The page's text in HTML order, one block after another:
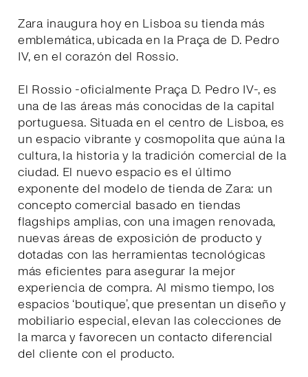
Zara inaugura hoy en Lisboa su tienda más
emblemática, ubicada en la Praça de D. Pedro
IV, en el corazón del Rossio.
El Rossio -oficialmente Praça D. Pedro IV-, es
una de las áreas más conocidas de la capital
portuguesa. Situada en el centro de Lisboa, es
un espacio vibrante y cosmopolita que aúna la
cultura, la historia y la tradición comercial de la
ciudad. El nuevo espacio es el último
exponente del modelo de tienda de Zara: un
concepto comercial basado en tiendas
flagships amplias, con una imagen renovada,
nuevas áreas de exposición de producto y
dotadas con las herramientas tecnológicas
más eficientes para asegurar la mejor
experiencia de compra. Al mismo tiempo, los
espacios ‘boutique’, que presentan un diseño y
mobiliario especial, elevan las colecciones de
la marca y favorecen un contacto diferencial
del cliente con el producto.